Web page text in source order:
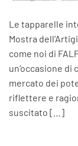
Le tapparelle
Mostra
come noi di
un‘occasione
mercato dei
riflettere e
suscitato […]